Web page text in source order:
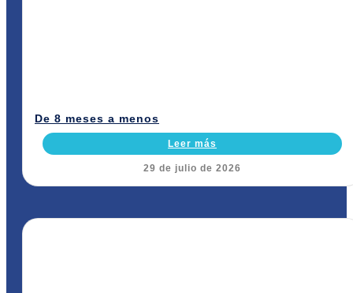
De 8 meses a menos
Leer más
29 de julio de 2026